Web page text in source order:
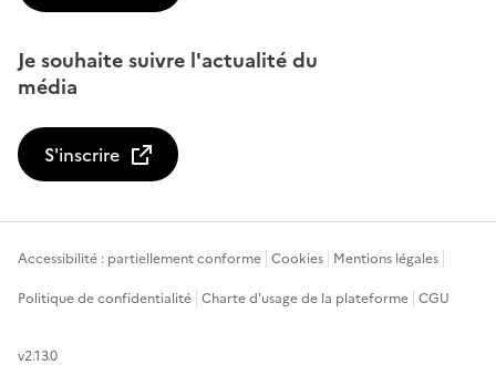
Je souhaite suivre l'actualité du
média
S'inscrire
Accessibilité : partiellement conforme Cookies Mentions légales
Politique de confidentialité Charte d'usage de la plateforme CGU
v2.13.0